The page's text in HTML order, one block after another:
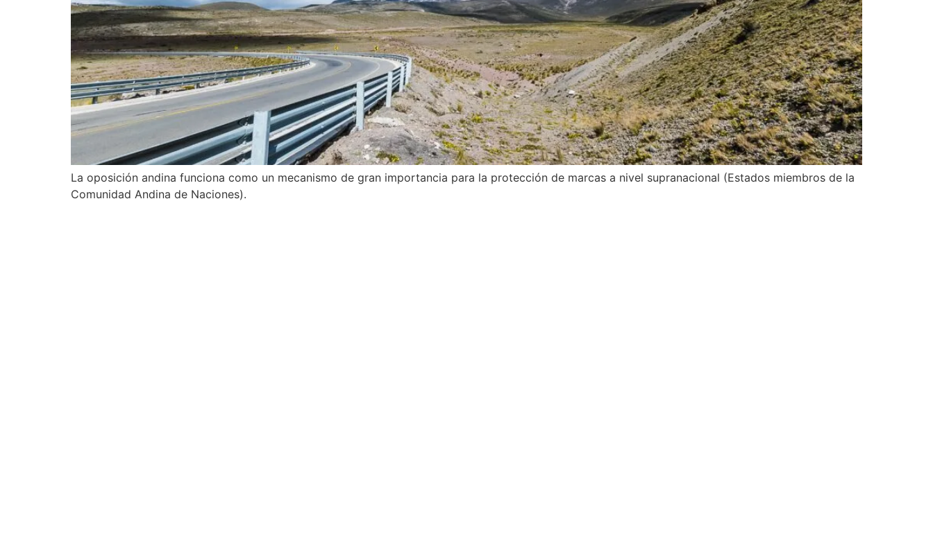
La oposición andina funciona como un mecanismo de gran importancia para la protección de marcas a nivel supranacional (Estados miembros de la
Comunidad Andina de Naciones).